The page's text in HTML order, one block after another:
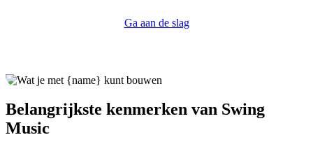
Ga aan de slag
Belangrijkste kenmerken van Swing
Music